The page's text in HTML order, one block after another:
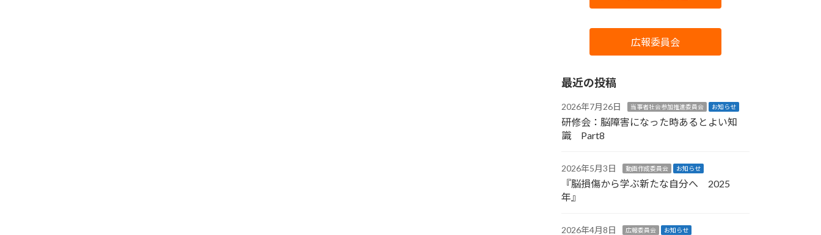
広報委員会
最近の投稿
2026年7月26日 当事者社会参加推進委員会 お知らせ
研修会：脳障害になった時あるとよい知
識 Part8
2026年5月3日 動画作成委員会 お知らせ
『脳損傷から学ぶ新たな自分へ 2025
年』
2026年4月8日 広報委員会 お知らせ